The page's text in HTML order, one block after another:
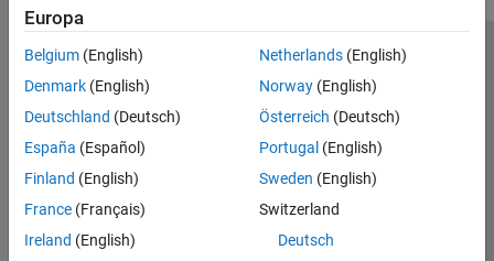
Europa
Belgium (English)
Denmark (English)
Deutschland (Deutsch)
España (Español)
Finland (English)
France (Français)
Ireland (English)
Netherlands(English)
Norway(English)
Österreich (Deutsch)
Portugal (English)
Sweden (English)
Switzerland
Deutsch
Trust Center
Datenschutz-Richtlinien
Datendiebstahl verhindern
Status von Anwendungen
© 1994-2026 The MathWorks, Inc.
Website auswählen
Deutschland